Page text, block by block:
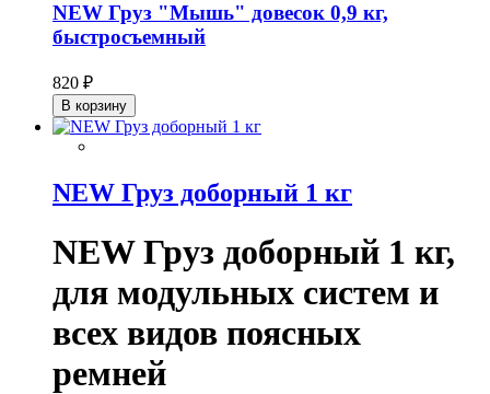
NEW Груз "Мышь" довесок 0,9 кг,
быстросъемный
820 ₽
В корзину
NEW Груз доборный 1 кг
NEW Груз доборный 1 кг,
для модульных систем и
всех видов поясных
ремней